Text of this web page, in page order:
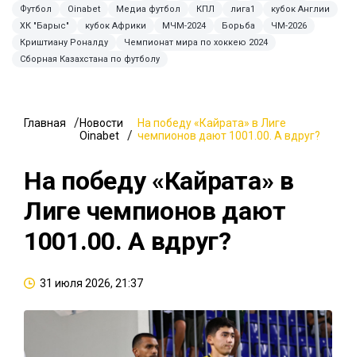
Футбол
Oinabet Медиа футбол КПЛ лига1
кубок Англии
ХК "Барыс"
кубок Африки МЧМ-2024 Борьба
ЧМ-2026
Криштиану Роналду
Чемпионат мира по хоккею 2024
Сборная Казахстана по футболу
Главная
Новости
Oinabet
На победу «Кайрата» в Лиге
чемпионов дают 1001.00. А вдруг?
На победу «Кайрата» в
Лиге чемпионов дают
1001.00. А вдруг?
31 июля 2026, 21:37